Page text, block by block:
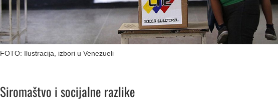
FOTO: Ilustracija, izbori u Venezueli
Siromaštvo i socijalne razlike